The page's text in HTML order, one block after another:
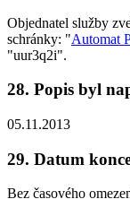
Objednatel služby
schránky: "Automat
"uur3q2i".
28. Popis byl
05.11.2013
29. Datum
Bez časového